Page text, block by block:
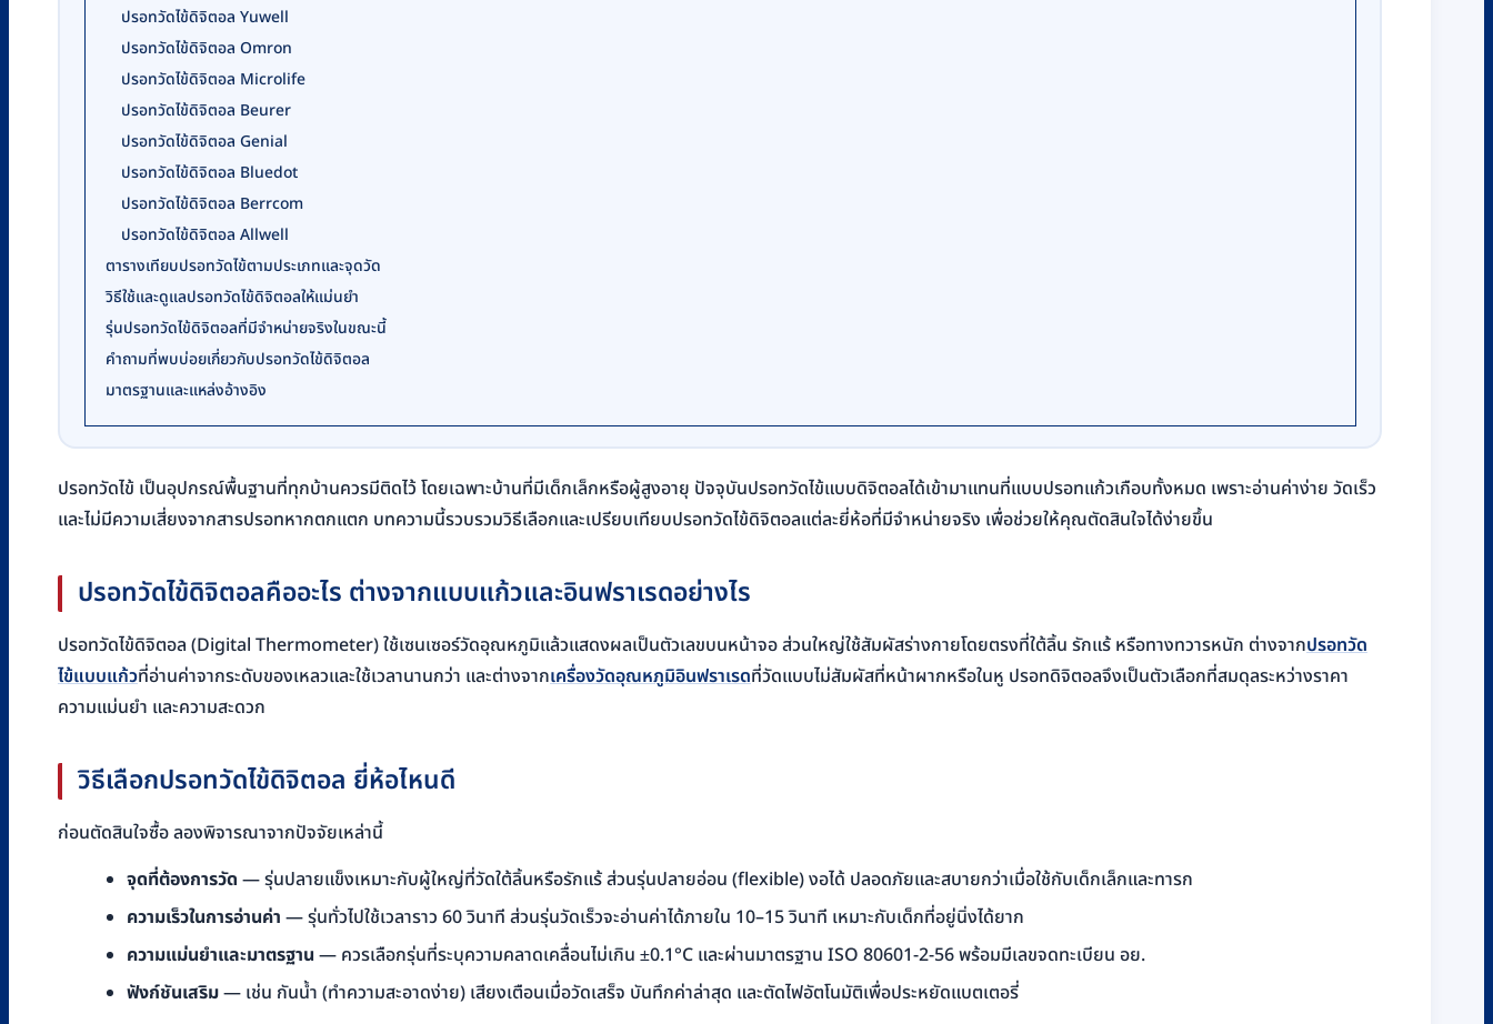
ปรอทวัดไข้ดิจิตอล Yuwell
ปรอทวัดไข้ดิจิตอล Omron
ปรอทวัดไข้ดิจิตอล Microlife
ปรอทวัดไข้ดิจิตอล Beurer
ปรอทวัดไข้ดิจิตอล Genial
ปรอทวัดไข้ดิจิตอล Bluedot
ปรอทวัดไข้ดิจิตอล Berrcom
ปรอทวัดไข้ดิจิตอล Allwell
ตารางเทียบปรอทวัดไข้ตามประเภทและจุดวัด
วิธีใช้และดูแลปรอทวัดไข้ดิจิตอลให้แม่นยำ
รุ่นปรอทวัดไข้ดิจิตอลที่มีจำหน่ายจริงในขณะนี้
คำถามที่พบบ่อยเกี่ยวกับปรอทวัดไข้ดิจิตอล
มาตรฐานและแหล่งอ้างอิง
ปรอทวัดไข้ เป็นอุปกรณ์พื้นฐานที่ทุกบ้านควรมีติดไว้ โดยเฉพาะบ้านที่มีเด็กเล็กหรือผู้สูงอายุ ปัจจุบันปรอทวัดไข้แบบดิจิตอลได้เข้ามาแทนที่แบบปรอทแก้วเกือบทั้งหมด เพราะอ่านค่าง่าย วัดเร็ว
และไม่มีความเสี่ยงจากสารปรอทหากตกแตก บทความนี้รวบรวมวิธีเลือกและเปรียบเทียบปรอทวัดไข้ดิจิตอลแต่ละยี่ห้อที่มีจำหน่ายจริง เพื่อช่วยให้คุณตัดสินใจได้ง่ายขึ้น
ปรอทวัดไข้ดิจิตอลคืออะไร ต่างจากแบบแก้วและอินฟราเรดอย่างไร
ปรอทวัดไข้ดิจิตอล (Digital Thermometer) ใช้เซนเซอร์วัดอุณหภูมิแล้วแสดงผลเป็นตัวเลขบนหน้าจอ ส่วนใหญ่ใช้สัมผัสร่างกายโดยตรงที่ใต้ลิ้น รักแร้ หรือทางทวารหนัก ต่างจากปรอทวัด
ไข้แบบแก้วที่อ่านค่าจากระดับของเหลวและใช้เวลานานกว่า และต่างจากเครื่องวัดอุณหภูมิอินฟราเรดที่วัดแบบไม่สัมผัสที่หน้าผากหรือในหู ปรอทดิจิตอลจึงเป็นตัวเลือกที่สมดุลระหว่างราคา
ความแม่นยำ และความสะดวก
วิธีเลือกปรอทวัดไข้ดิจิตอล ยี่ห้อไหนดี
ก่อนตัดสินใจซื้อ ลองพิจารณาจากปัจจัยเหล่านี้
จุดที่ต้องการวัด — รุ่นปลายแข็งเหมาะกับผู้ใหญ่ที่วัดใต้ลิ้นหรือรักแร้ ส่วนรุ่นปลายอ่อน (flexible) งอได้ ปลอดภัยและสบายกว่าเมื่อใช้กับเด็กเล็กและทารก
ความเร็วในการอ่านค่า — รุ่นทั่วไปใช้เวลาราว 60 วินาที ส่วนรุ่นวัดเร็วจะอ่านค่าได้ภายใน 10–15 วินาที เหมาะกับเด็กที่อยู่นิ่งได้ยาก
ความแม่นยำและมาตรฐาน — ควรเลือกรุ่นที่ระบุความคลาดเคลื่อนไม่เกิน ±0.1°C และผ่านมาตรฐาน ISO 80601-2-56 พร้อมมีเลขจดทะเบียน อย.
ฟังก์ชันเสริม— เช่น กันน้ำ (ทำความสะอาดง่าย) เสียงเตือนเมื่อวัดเสร็จ บันทึกค่าล่าสุด และตัดไฟอัตโนมัติเพื่อประหยัดแบตเตอรี่